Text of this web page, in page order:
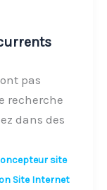
pas
recherche
dans des
site
Site Internet